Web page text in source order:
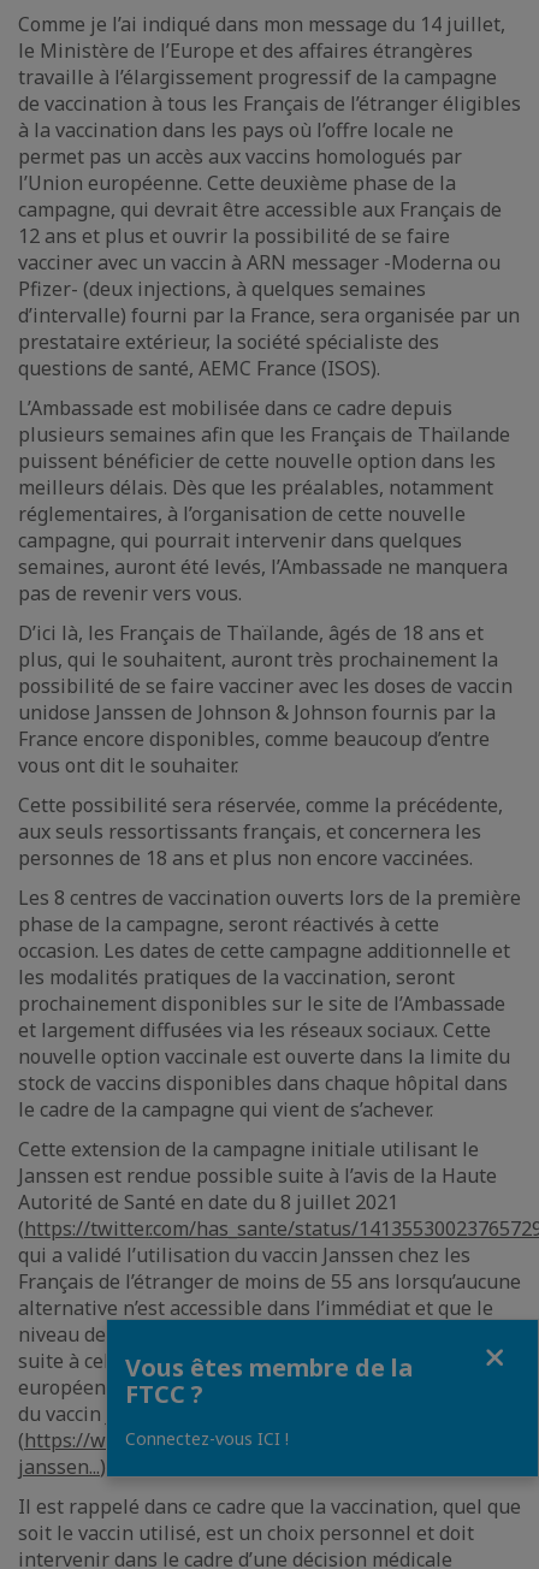
Comme je l’ai indiqué dans mon message du 14 juillet,
le Ministère de l’Europe et des affaires étrangères
travaille à l’élargissement progressif de la campagne
de vaccination à tous les Français de l’étranger éligibles
à la vaccination dans les pays où l’offre locale ne
permet pas un accès aux vaccins homologués par
l’Union européenne. Cette deuxième phase de la
campagne, qui devrait être accessible aux Français de
12 ans et plus et ouvrir la possibilité de se faire
vacciner avec un vaccin à ARN messager -Moderna ou
Pfizer- (deux injections, à quelques semaines
d’intervalle) fourni par la France, sera organisée par un
prestataire extérieur, la société spécialiste des
questions de santé, AEMC France (ISOS).
L’Ambassade est mobilisée dans ce cadre depuis
plusieurs semaines afin que les Français de Thaïlande
puissent bénéficier de cette nouvelle option dans les
meilleurs délais. Dès que les préalables, notamment
réglementaires, à l’organisation de cette nouvelle
campagne, qui pourrait intervenir dans quelques
semaines, auront été levés, l’Ambassade ne manquera
pas de revenir vers vous.
D’ici là, les Français de Thaïlande, âgés de 18 ans et
plus, qui le souhaitent, auront très prochainement la
possibilité de se faire vacciner avec les doses de vaccin
unidose Janssen de Johnson & Johnson fournis par la
France encore disponibles, comme beaucoup d’entre
vous ont dit le souhaiter.
Cette possibilité sera réservée, comme la précédente,
aux seuls ressortissants français, et concernera les
personnes de 18 ans et plus non encore vaccinées.
Les 8 centres de vaccination ouverts lors de la première
phase de la campagne, seront réactivés à cette
occasion. Les dates de cette campagne additionnelle et
les modalités pratiques de la vaccination, seront
prochainement disponibles sur le site de l’Ambassade
et largement diffusées via les réseaux sociaux. Cette
nouvelle option vaccinale est ouverte dans la limite du
stock de vaccins disponibles dans chaque hôpital dans
le cadre de la campagne qui vient de s’achever.
Cette extension de la campagne initiale utilisant le
Janssen est rendue possible suite à l’avis de la Haute
Autorité de Santé en date du 8 juillet 2021
(https://twitter.com/has_sante/status/
qui a validé l’utilisation du vaccin Janssen chez les
Français de l’étranger de moins de 55 ans lorsqu’aucune
alternative n’est accessible dans l’immédiat et que le
niveau de la circulation virale le justifie. Cet avis fait
suite à celui rendu le 18 juin 2021, par l’Agence
européenne des médicaments qui validait l’utilisation
du vaccin Janssen pour les adultes de 18 ans et plus.
(https://www.ema.europa.eu/.../covid-19-vaccine-
janssen...)
Il est rappelé dans ce cadre que la vaccination, quel que
soit le vaccin utilisé, est un choix personnel et doit
intervenir dans le cadre d’une décision médicale
Vous êtes membre de la
FTCC ?
Connectez-vous ICI !